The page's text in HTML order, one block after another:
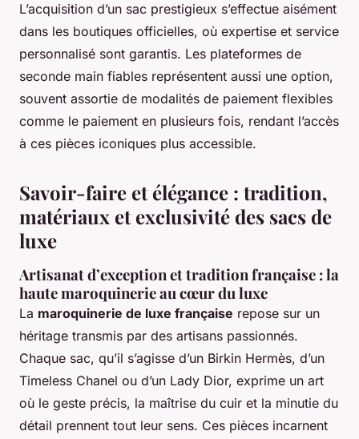
L’acquisition d’un sac prestigieux s’effectue aisément
dans les boutiques officielles, où expertise et service
personnalisé sont garantis. Les plateformes de
seconde main fiables représentent aussi une option,
souvent assortie de modalités de paiement flexibles
comme le paiement en plusieurs fois, rendant l’accès
à ces pièces iconiques plus accessible.
Savoir-faire et élégance : tradition,
matériaux et exclusivité des sacs de
luxe
Artisanat d’exception et tradition française : la
haute maroquinerie au cœur du luxe
La maroquinerie de luxe française repose sur un
héritage transmis par des artisans passionnés.
Chaque sac, qu’il s’agisse d’un Birkin Hermès, d’un
Timeless Chanel ou d’un Lady Dior, exprime un art
où le geste précis, la maîtrise du cuir et la minutie du
détail prennent tout leur sens. Ces pièces incarnent